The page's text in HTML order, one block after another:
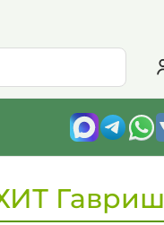
Гавриш